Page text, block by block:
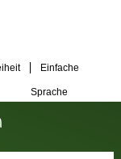
Einfache
Sprache